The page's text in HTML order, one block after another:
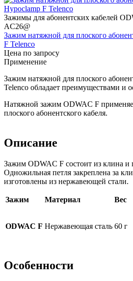
Зажимы для абонентских кабелей
AC26@
Зажим натяжной для плоского
F Telenco
Цена по запросу
Применение
Зажим натяжной для плоского
Telenco обладает преимуществами и
Натяжной зажим ODWAC F
плоского абонентского кабеля.
Описание
Зажим ODWAC F состоит из клина и
Одножильная петля закреплена за
изготовлены из нержавеющей стали.
Зажим Материал Вес
ODWAC F Нержавеющая сталь 60 г
Особенности